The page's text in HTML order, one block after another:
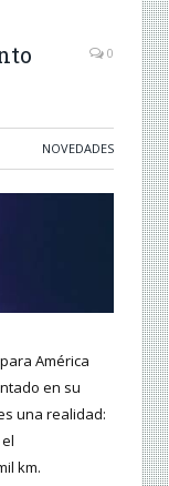
0
NOVEDADES
América
en su
una realidad:
km.